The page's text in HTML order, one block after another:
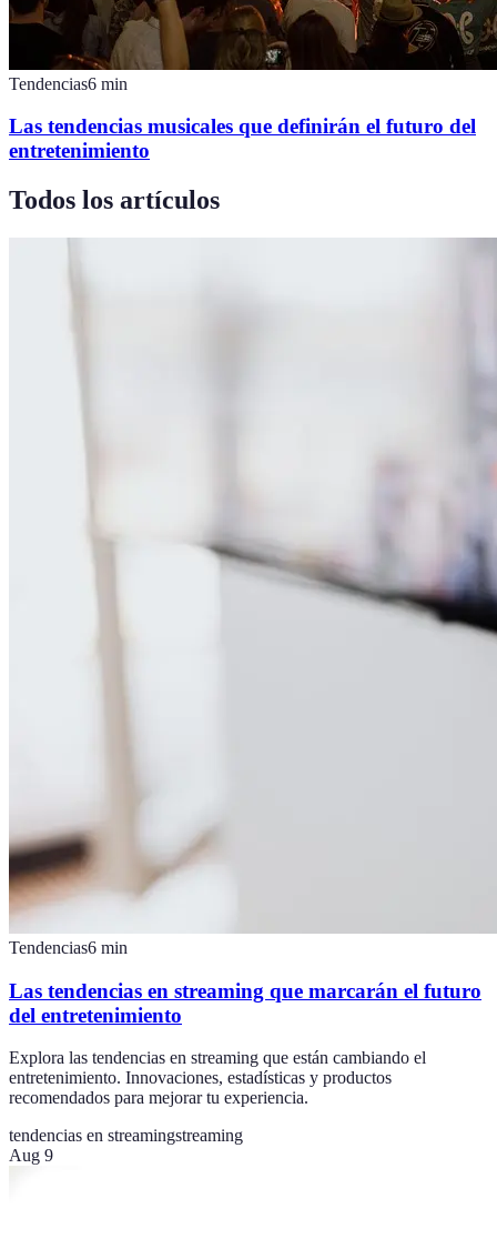
Tendencias6 min
Las tendencias musicales que definirán el futuro del
entretenimiento
Todos los artículos
Tendencias6 min
Las tendencias en streaming que marcarán el futuro
del entretenimiento
Explora las tendencias en streaming que están cambiando el
entretenimiento. Innovaciones, estadísticas y productos
recomendados para mejorar tu experiencia.
tendencias en streamingstreaming
Aug 9